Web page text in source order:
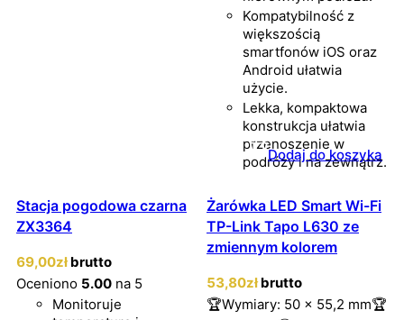
Kompatybilność z
większością
smartfonów iOS oraz
Android ułatwia
użycie.
Lekka, kompaktowa
konstrukcja ułatwia
przenoszenie w
podróży i na zewnątrz.
Dodaj do koszyka
Stacja pogodowa czarna
ZX3364
69,00zł brutto
Oceniono 5.00 na 5
Monitoruje
Żarówka LED Smart Wi-Fi
TP-Link Tapo L630 ze
zmiennym kolorem
53,80zł brutto
🏆Wymiary: 50 x 55,2 mm🏆